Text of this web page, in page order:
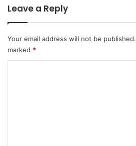
Leave a Reply
Your email address will not be published.
marked *